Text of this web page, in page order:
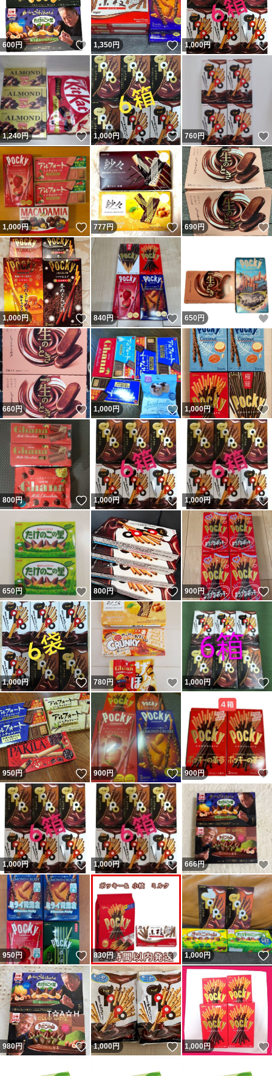
600円 いいね！
1,350円 いいね！
1,000円
1,240円 いいね！
1,000円 いいね！
760円
1,000円 いいね！
777円 いいね！
690円
1,000円 いいね！
840円 いいね！
650 円
660円 いいね！
1,000円 いいね！
1,000円
800円 いいね！
1,000円 いいね！
1,000円
650円 いいね！
800円 いいね！
900円
1,000円 いいね！
780円 いいね！
1,000円
950円 いいね！
900円 いいね！
900円
1,000円 いいね！
1,000円 いいね！
666円
950円 いいね！
830円 いいね！
1,000円
980円 いいね！
1,000円 いいね！
1,000円